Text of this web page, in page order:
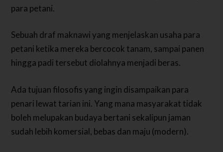
para petani.
Sebuah draf maknawi yang menjelaskan usaha para
petani ketika mereka bercocok tanam, sampai panen
hingga padi tersebut diolahnya menjadi beras.
Ada tujuan filosofis yang ingin disampaikan para
penari lewat tarian ini. Yang mana masyarakat tidak
boleh melupakan budaya bertani sekalipun jaman
sudah lebih komersial, bebas dan maju (modern).